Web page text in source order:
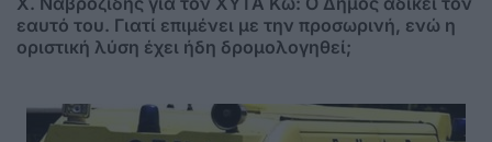
εαυτό του. Γιατί επιμένει με την προσωρινή, ενώ η
οριστική λύση έχει ήδη δρομολογηθεί;